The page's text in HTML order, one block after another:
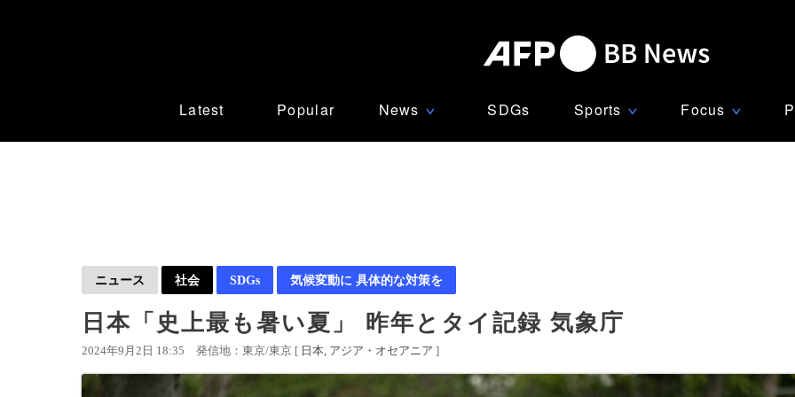
Latest Popular News ∨ SDGs Sports ∨ Focus ∨
ニュース 社会 SDGs 気候変動に 具体的な対策を
日本「史上最も暑い夏」 昨年とタイ記録 気象庁
2024年9月2日 18:35 発信地：東京/東京 [ 日本 アジア・オセアニア ]